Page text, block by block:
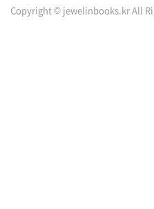
Copyright © jewelinbooks.kr All